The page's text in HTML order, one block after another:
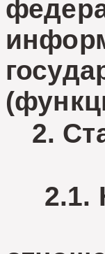
2.
2.1.